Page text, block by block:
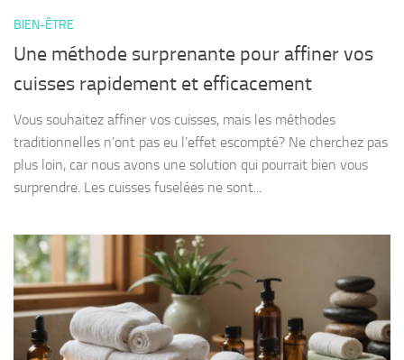
BIEN-ÊTRE
Une méthode surprenante pour affiner vos
cuisses rapidement et efficacement
Vous souhaitez affiner vos cuisses, mais les méthodes
traditionnelles n’ont pas eu l’effet escompté? Ne cherchez pas
plus loin, car nous avons une solution qui pourrait bien vous
surprendre. Les cuisses fuselées ne sont...